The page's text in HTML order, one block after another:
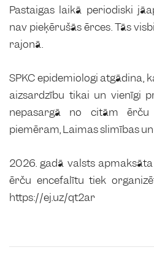
Pastaigas laikā periodiski
nav pieķērušās ērces. Tās
rajonā.
SPKC epidemiologi atgādina,
aizsardzību tikai un vienīgi
nepasargā no citām ērču
piemēram, Laimas slimības
2026. gadā valsts
ērču encefalītu tiek
https://ej.uz/qt2ar